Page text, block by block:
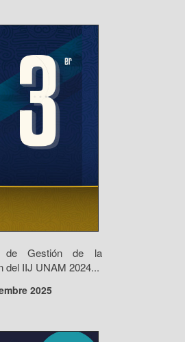
de Gestión de la
del IIJ UNAM 2024...
2025